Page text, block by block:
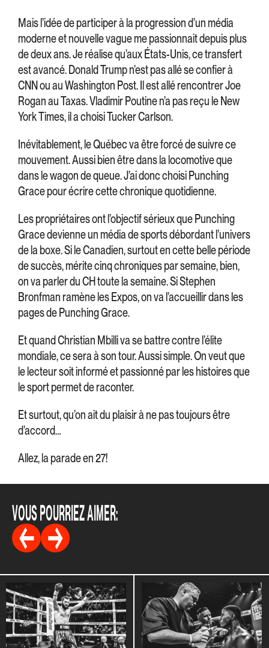
Mais l’idée de participer à la progression d’un média
moderne et nouvelle vague me passionnait depuis plus
de deux ans. Je réalise qu’aux États-Unis, ce transfert
est avancé. Donald Trump n’est pas allé se confier à
CNN ou au Washington Post. Il est allé rencontrer Joe
Rogan au Taxas. Vladimir Poutine n’a pas reçu le New
York Times, il a choisi Tucker Carlson.
Inévitablement, le Québec va être forcé de suivre ce
mouvement. Aussi bien être dans la locomotive que
dans le wagon de queue. J’ai donc choisi Punching
Grace pour écrire cette chronique quotidienne.
Les propriétaires ont l’objectif sérieux que Punching
Grace devienne un média de sports débordant l’univers
de la boxe. Si le Canadien, surtout en cette belle période
de succès, mérite cinq chroniques par semaine, bien,
on va parler du CH toute la semaine. Si Stephen
Bronfman ramène les Expos, on va l’accueillir dans les
pages de Punching Grace.
Et quand Christian Mbilli va se battre contre l’élite
mondiale, ce sera à son tour. Aussi simple. On veut que
le lecteur soit informé et passionné par les histoires que
le sport permet de raconter.
Et surtout, qu’on ait du plaisir à ne pas toujours être
d’accord…
Allez, la parade en 27!
VOUS POURRIEZ AIMER: